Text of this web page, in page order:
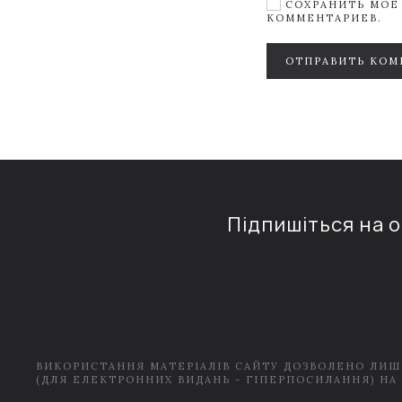
СОХРАНИТЬ МОЁ
КОММЕНТАРИЕВ.
ОТПРАВИТЬ
Підпишіться на
ВИКОРИСТАННЯ МАТЕРІАЛІВ САЙТУ ДОЗВОЛЕНО
(ДЛЯ ЕЛЕКТРОННИХ ВИДАНЬ - ГІПЕРПОСИЛАННЯ) НА